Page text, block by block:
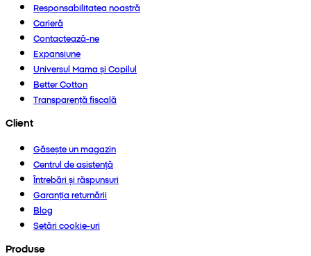
Responsabilitatea noastră
Carieră
Contactează-ne
Expansiune
Universul Mama și Copilul
Better Cotton
Transparență fiscală
Client
Găsește un magazin
Centrul de asistență
Întrebări și răspunsuri
Garanția returnării
Blog
Setări cookie-uri
Produse